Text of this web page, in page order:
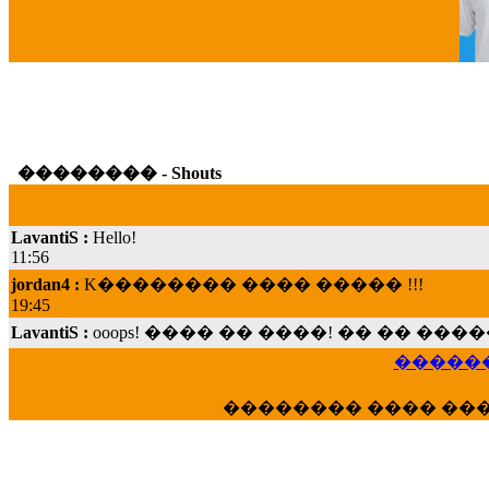
�������� - Shouts
11:56
jordan4 :
19:45
LavantiS :
���; ���� ��� ��� �������� ����
�������� ����